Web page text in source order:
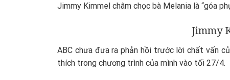
Jimmy Kimmel châm chọc bà Melania là “góa
Jimmy
ABC chưa đưa ra phản hồi trước lời chất vấn
thích trong chương trình của mình vào tối 27/4.